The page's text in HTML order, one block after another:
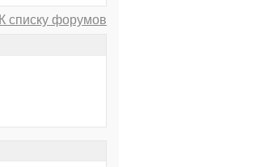
К списку форумов